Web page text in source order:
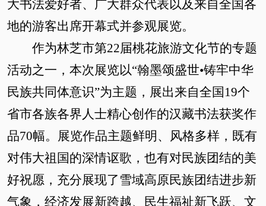
大书法爱好者、广大群众代表以及来自全国各
地的游客出席开幕式并参观展览。
作为林芝市第22届桃花旅游文化节的专题
活动之一，本次展览以“翰墨颂盛世•铸牢中华
民族共同体意识”为主题，展出来自全国19个
省市各族各界人士精心创作的汉藏书法获奖作
品70幅。展览作品主题鲜明、风格多样，既有
对伟大祖国的深情讴歌，也有对民族团结的美
好祝愿，充分展现了雪域高原民族团结进步新
气象，经济发展新跨越、民生福祉新飞跃、文